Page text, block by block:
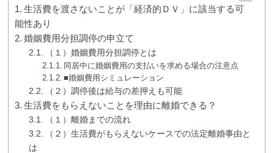
生活費を渡さないことが「経済的ＤＶ」に該当する可
能性あり
婚姻費用分担調停の申立て
（１）婚姻費用分担調停とは
同居中に婚姻費用の支払いを求める場合の注意点
■婚姻費用シミュレーション
（２）調停後は給与の差押えも可能
生活費をもらえないことを理由に離婚できる？
（１）離婚までの流れ
（２）生活費がもらえないケースでの法定離婚事由と
は